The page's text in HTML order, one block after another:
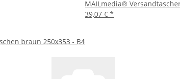
braun 250x353 - B4
MAILmedia®
39,07 € *